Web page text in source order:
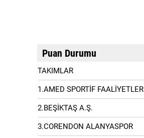
Puan Durumu
TAKIMLAR
1.AMED SPORTİF FAALİYETLER
2.BEŞİKTAŞ A.Ş.
3.CORENDON ALANYASPOR